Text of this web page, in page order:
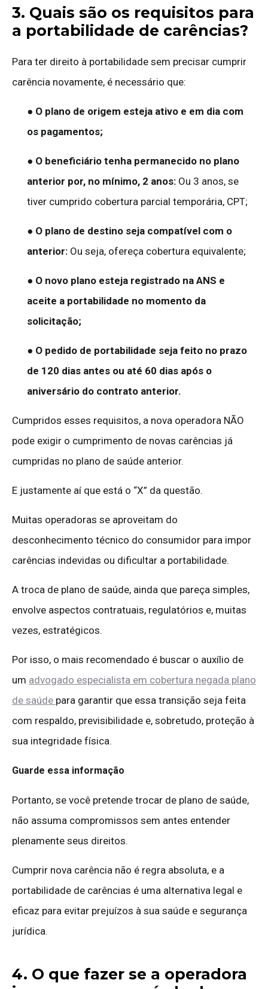
3. Quais são os requisitos para
a portabilidade de carências?
Para ter direito à portabilidade sem precisar cumprir
carência novamente, é necessário que:
● O plano de origem esteja ativo e em dia com
os pagamentos;
● O beneficiário tenha permanecido no plano
anterior por, no mínimo, 2 anos: Ou 3 anos, se
tiver cumprido cobertura parcial temporária, CPT;
● O plano de destino seja compatível com o
anterior: Ou seja, ofereça cobertura equivalente;
● O novo plano esteja registrado na ANS e
aceite a portabilidade no momento da
solicitação;
● O pedido de portabilidade seja feito no prazo
de 120 dias antes ou até 60 dias após o
aniversário do contrato anterior.
Cumpridos esses requisitos, a nova operadora NÃO
pode exigir o cumprimento de novas carências já
cumpridas no plano de saúde anterior.
E justamente aí que está o “X” da questão.
Muitas operadoras se aproveitam do
desconhecimento técnico do consumidor para impor
carências indevidas ou dificultar a portabilidade.
A troca de plano de saúde, ainda que pareça simples,
envolve aspectos contratuais, regulatórios e, muitas
vezes, estratégicos.
Por isso, o mais recomendado é buscar o auxílio de
um advogado especialista em cobertura negada plano
de saúde para garantir que essa transição seja feita
com respaldo, previsibilidade e, sobretudo, proteção à
sua integridade física.
Guarde essa informação
Portanto, se você pretende trocar de plano de saúde,
não assuma compromissos sem antes entender
plenamente seus direitos.
Cumprir nova carência não é regra absoluta, e a
portabilidade de carências é uma alternativa legal e
eficaz para evitar prejuízos à sua saúde e segurança
jurídica.
4. O que fazer se a operadora